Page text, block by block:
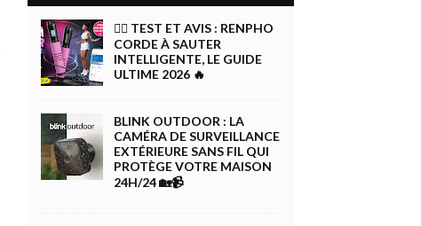
🏋️‍♀️ TEST ET AVIS : RENPHO
CORDE À SAUTER
INTELLIGENTE, LE GUIDE
ULTIME 2026 🔥
BLINK OUTDOOR : LA
CAMÉRA DE SURVEILLANCE
EXTÉRIEURE SANS FIL QUI
PROTÈGE VOTRE MAISON
24H/24 🏡📹